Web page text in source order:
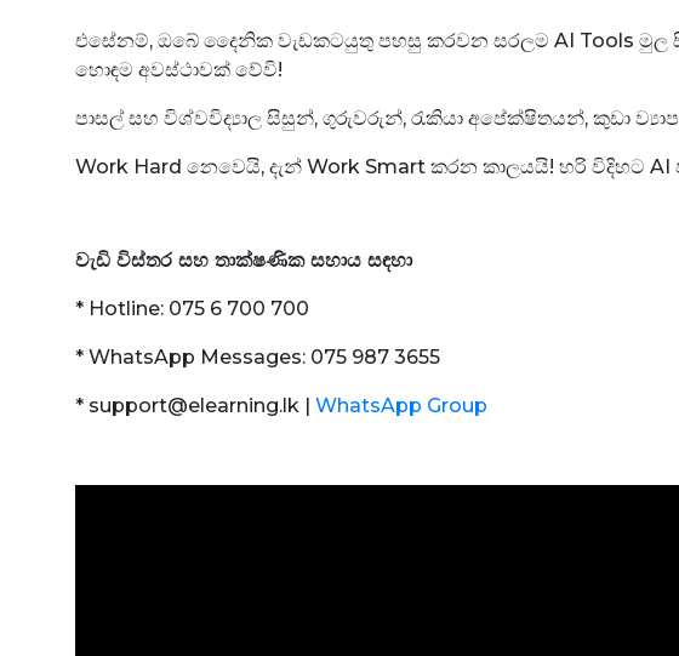
එසේනම්, ඔබේ දෛනික වැඩකටයුතු පහසු කරවන සරලම AI Tools මුල
හොඳම අවස්ථාවක් වේවි!
පාසල් සහ විශ්වවිද්‍යාල සිසුන්, ගුරුවරුන්, රැකියා අපේක්ෂිතයන්, කුඩා
Work Hard නෙවෙයි, දැන් Work Smart කරන කාලයයි! හරි විදිහට
වැඩි විස්තර සහ තාක්ෂණික සහාය සඳහා
* Hotline: 075 6 700 700
* WhatsApp Messages: 075 987 3655
* support@elearning.lk | WhatsApp Group